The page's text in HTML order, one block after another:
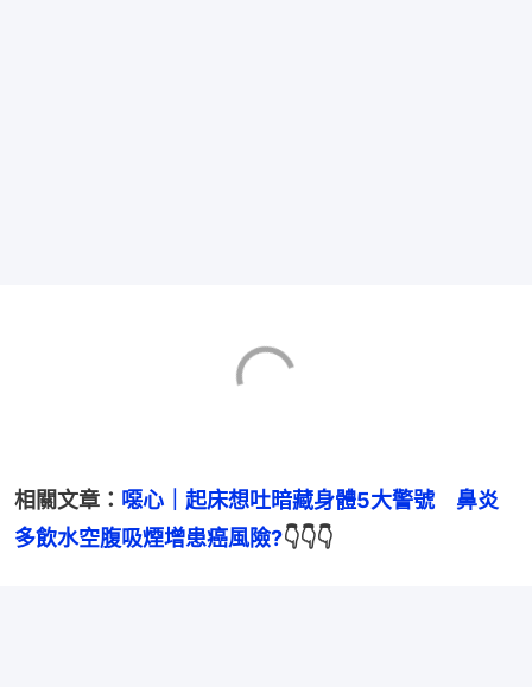
相關文章： 噁心｜起床想吐暗藏身體5大警號　鼻炎
多飲水空腹吸煙增患癌風險?👇👇👇